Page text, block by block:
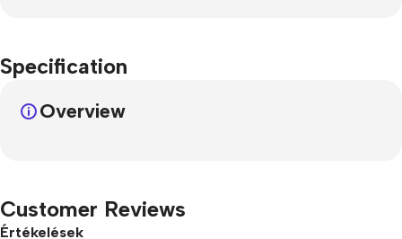
Specification
Overview
Customer Reviews
Értékelések